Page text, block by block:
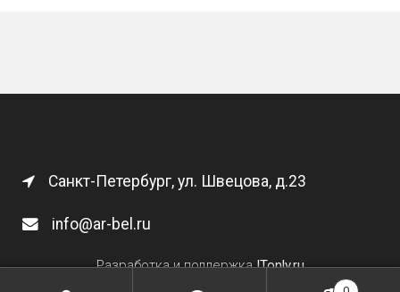
Санкт-Петербург, ул. Швецова, д.23
info@ar-bel.ru
Разработка и поддержкаITonly.ru